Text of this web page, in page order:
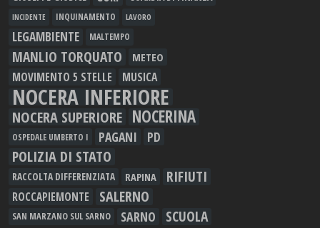
INCIDENTE INQUINAMENTO LAVORO
LEGAMBIENTE MALTEMPO
MANLIO TORQUATO METEO
MOVIMENTO 5 STELLE MUSICA
NOCERA INFERIORE
NOCERA SUPERIORE NOCERINA
OSPEDALE UMBERTO I PAGANI PD
POLIZIA DI STATO
RACCOLTA DIFFERENZIATA RAPINA RIFIUTI
ROCCAPIEMONTE SALERNO
SAN MARZANO SUL SARNO SARNO SCUOLA